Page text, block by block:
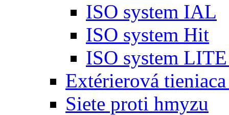
ISO system IAL
ISO system Hit
ISO system
Extérierová
Siete proti hmyzu